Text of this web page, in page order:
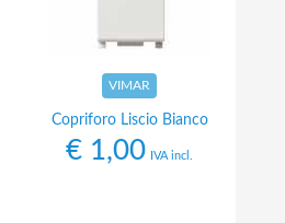
VIMAR
Copriforo Liscio Bianco
€ 1,00 IVA incl.